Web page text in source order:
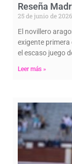
Reseña
25 de junio de 2026
El novillero
exigente
el escaso juego
Leer más »